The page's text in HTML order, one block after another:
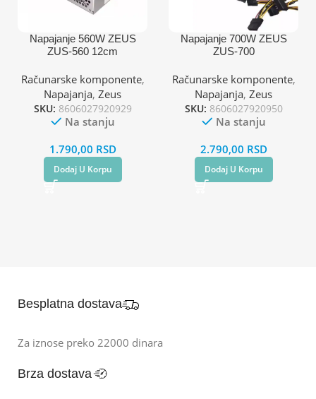
Napajanje 560W ZEUS
ZUS-560 12cm
Računarske komponente,
Napajanja, Zeus
SKU: 8606027920929
Na stanju
1.790,00 RSD
Dodaj U Korpu
Napajanje 700W ZEUS
ZUS-700
Računarske komponente,
Napajanja, Zeus
SKU: 8606027920950
Na stanju
2.790,00 RSD
Dodaj U Korpu
Besplatna dostava
Za iznose preko 22000 dinara
Brza dostava